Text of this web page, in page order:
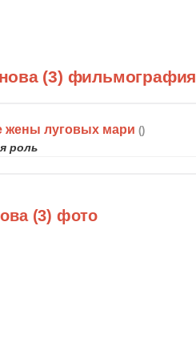
(3) фильмография
жены луговых мари ()
роль
(3) фото